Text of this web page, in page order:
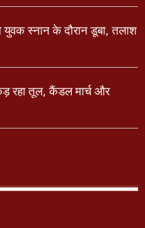
स्नान के दौरान डूबा, तलाश
रहा तूल, कैंडल मार्च और